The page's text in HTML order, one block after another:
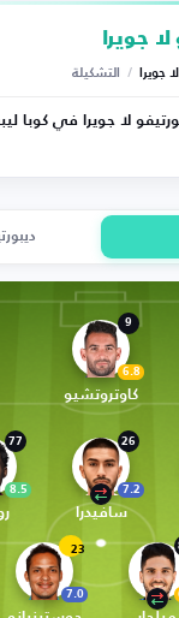
جويرا
جويرا / التشكيلة
لا جويرا في كوبا
9
6.8
كاوتروتشيو
77
8.5
26
7.2
سافيدرا
23
7.0